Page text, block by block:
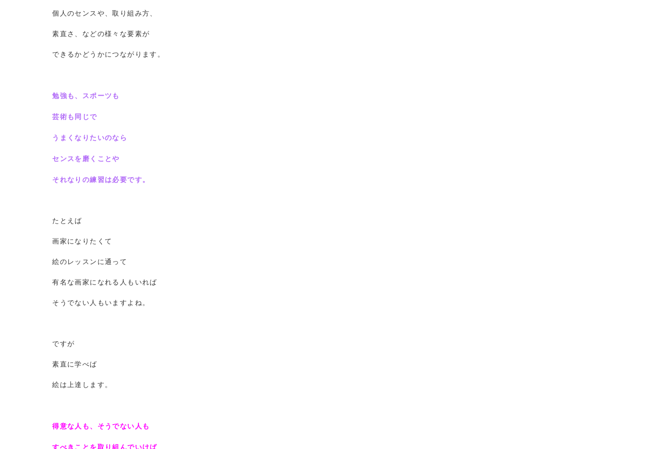
個人のセンスや、取り組み方、
素直さ、などの様々な要素が
できるかどうかにつながります。
勉強も、スポーツも
芸術も同じで
うまくなりたいのなら
センスを磨くことや
それなりの練習は必要です。
たとえば
画家になりたくて
絵のレッスンに通って
有名な画家になれる人もいれば
そうでない人もいますよね。
ですが
素直に学べば
絵は上達します。
得意な人も、そうでない人も
すべきことを取り組んでいけば